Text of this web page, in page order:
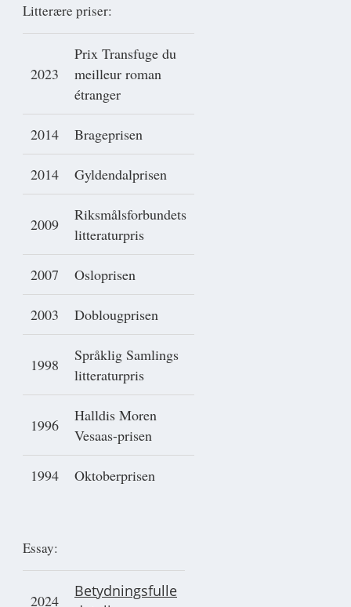
Litterære priser:
2023
Prix Transfuge du
meilleur roman
étranger
2014 Brageprisen
2014 Gyldendalprisen
2009
Riksmålsforbundets
litteraturpris
2007 Osloprisen
2003 Doblougprisen
1998
Språklig Samlings
litteraturpris
1996
Halldis Moren
Vesaas-prisen
1994 Oktoberprisen
Essay:
2024
Betydningsfulle